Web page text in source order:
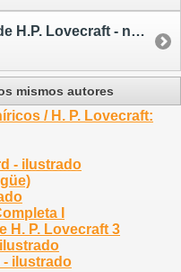
Enciclopedia Completa de H.P. Lovecraft - nueva edición
mismos autores
/ H. P. Lovecraft:
- ilustrado
I
H. P. Lovecraft 3
- ilustrado